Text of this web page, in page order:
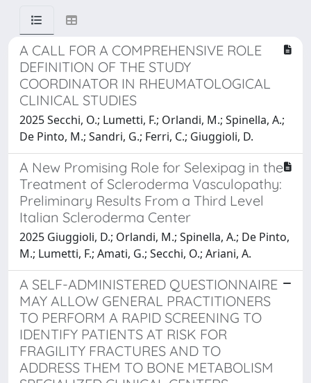
A CALL FOR A COMPREHENSIVE ROLE
DEFINITION OF THE STUDY
COORDINATOR IN RHEUMATOLOGICAL
CLINICAL STUDIES
2025 Secchi, O.; Lumetti, F.; Orlandi, M.; Spinella, A.;
De Pinto, M.; Sandri, G.; Ferri, C.; Giuggioli, D.
A New Promising Role for Selexipag in the
Treatment of Scleroderma Vasculopathy:
Preliminary Results From a Third Level
Italian Scleroderma Center
2025 Giuggioli, D.; Orlandi, M.; Spinella, A.; De Pinto,
M.; Lumetti, F.; Amati, G.; Secchi, O.; Ariani, A.
A SELF-ADMINISTERED QUESTIONNAIRE
MAY ALLOW GENERAL PRACTITIONERS
TO PERFORM A RAPID SCREENING TO
IDENTIFY PATIENTS AT RISK FOR
FRAGILITY FRACTURES AND TO
ADDRESS THEM TO BONE METABOLISM